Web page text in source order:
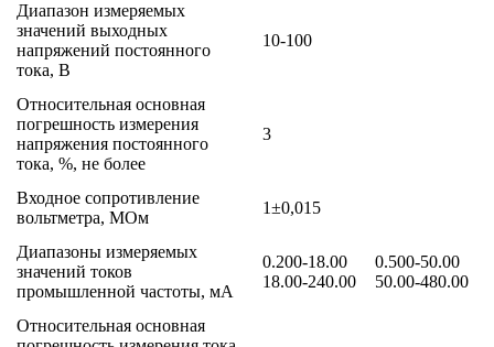
Диапазон измеряемых
значений выходных
напряжений постоянного
тока, В
10-100
Относительная основная
погрешность измерения
напряжения постоянного
тока, %, не более
3
Входное сопротивление
вольтметра, МОм
1±0,015
Диапазоны измеряемых
значений токов
промышленной частоты, мА
0.200-18.00
18.00-240.00
0.500-50.00
50.00-480.00
Относительная основная